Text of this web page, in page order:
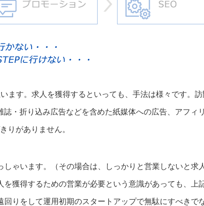
す。求人を獲得するといっても、手法は様々です。訪
・折り込み広告などを含めた紙媒体への広告、アフィ
りがありません。
ゃいます。（その場合は、しっかりと営業しないと求
獲得するための営業が必要という意識があっても、上
りをして運用初期のスタートアップで無駄にすべきで